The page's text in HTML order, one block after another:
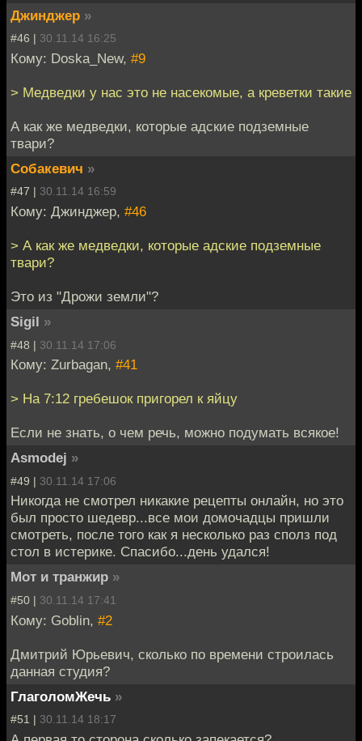
Джинджер »
#46 | 30.11.14 16:25
Кому: Doska_New, #9
> Медведки у нас это не насекомые, а креветки такие
А как же медведки, которые адские подземные
твари?
Собакевич »
#47 | 30.11.14 16:59
Кому: Джинджер, #46
> А как же медведки, которые адские подземные
твари?
Это из "Дрожи земли"?
Sigil »
#48 | 30.11.14 17:06
Кому: Zurbagan, #41
> На 7:12 гребешок пригорел к яйцу
Если не знать, о чем речь, можно подумать всякое!
Asmodej »
#49 | 30.11.14 17:06
Никогда не смотрел никакие рецепты онлайн, но это
был просто шедевр...все мои домочадцы пришли
смотреть, после того как я несколько раз сполз под
стол в истерике. Спасибо...день удался!
Мот и транжир »
#50 | 30.11.14 17:41
Кому: Goblin, #2
Дмитрий Юрьевич, сколько по времени строилась
данная студия?
ГлаголомЖечь »
#51 | 30.11.14 18:17